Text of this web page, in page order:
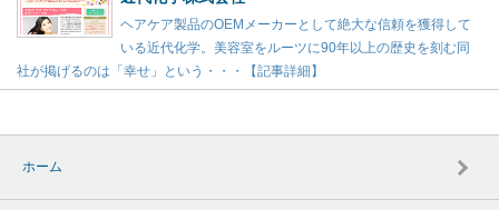
ヘアケア製品のOEMメーカーとして絶大な信頼を獲得して
いる近代化学。美容室をルーツに90年以上の歴史を刻む同
社が掲げるのは「幸せ」という・・・【記事詳細】
ホーム